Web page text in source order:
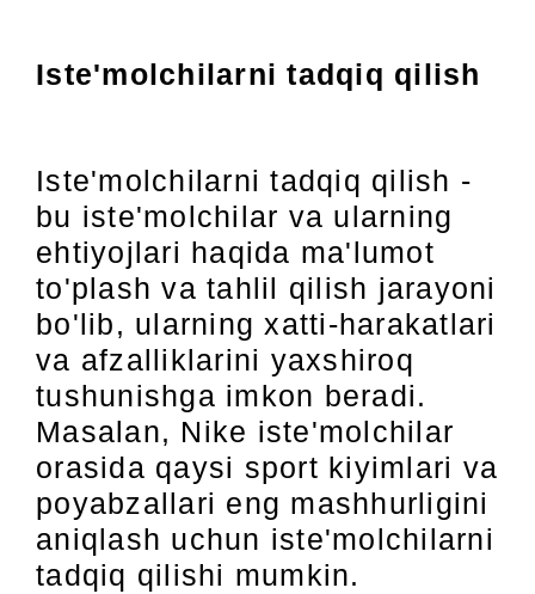
Iste'molchilarni tadqiq qilish
Iste'molchilarni tadqiq qilish -
bu iste'molchilar va ularning
ehtiyojlari haqida ma'lumot
to'plash va tahlil qilish jarayoni
bo'lib, ularning xatti-harakatlari
va afzalliklarini yaxshiroq
tushunishga imkon beradi.
Masalan, Nike iste'molchilar
orasida qaysi sport kiyimlari va
poyabzallari eng mashhurligini
aniqlash uchun iste'molchilarni
tadqiq qilishi mumkin.